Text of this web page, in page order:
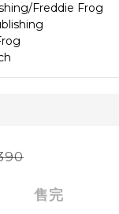
Freddie Frog
售完